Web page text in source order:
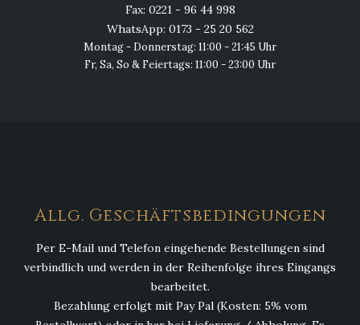
Fax: 0221 - 96 44 998
WhatsApp: 0173 - 25 20 562
Montag - Donnerstag: 11:00 - 21:45 Uhr
Fr, Sa, So & Feiertags: 11:00 - 23:00 Uhr
Allg. Geschäftsbedingungen
Per E-Mail und Telefon eingehende Bestellungen sind
verbindlich und werden in der Reihenfolge ihres Eingangs
bearbeitet.
Bezahlung erfolgt mit Pay Pal (Kosten: 5% vom